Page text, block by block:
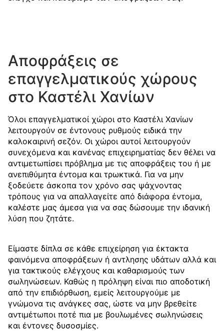
Αποφράξεις σε
επαγγελματικούς χώρους
στο Καστέλι Χανίων
Όλοι επαγγελματικοί χώροι στο Καστέλι Χανίων
λειτουργούν σε έντονους ρυθμούς ειδικά την
καλοκαιρινή σεζόν. Οι χώροι αυτοί λειτουργούν
συνεχόμενα και κανένας επιχειρηματίας δεν θέλει να
αντιμετωπίσει πρόβλημα με τις αποφράξεις του ή με
ανεπιθύμητα έντομα και τρωκτικά. Για να μην
ξοδεύετε άσκοπα τον χρόνο σας ψάχνοντας
τρόπους για να απαλλαγείτε από διάφορα έντομα,
καλέστε μας άμεσα για να σας δώσουμε την ιδανική
λύση που ζητάτε.
Είμαστε δίπλα σε κάθε επιχείρηση για έκτακτα
φαινόμενα αποφράξεων ή αντλησης υδάτων αλλά και
για τακτικούς ελέγχους και καθαρισμούς των
σωληνώσεων. Καθώς η πρόληψη είναι πιο αποδοτική
από την επιδιόρθωση, εμείς λειτουργούμε με
γνώμονα τις ανάγκες σας, ώστε να μην βρεθείτε
αντιμέτωποι ποτέ πια με βουλωμένες σωληνώσεις
και έντονες δυσοσμίες.